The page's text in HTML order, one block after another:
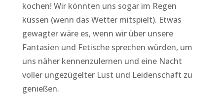
kochen! Wir könnten uns sogar im Regen
küssen (wenn das Wetter mitspielt). Etwas
gewagter wäre es, wenn wir über unsere
Fantasien und Fetische sprechen würden, um
uns näher kennenzulernen und eine Nacht
voller ungezügelter Lust und Leidenschaft zu
genießen.